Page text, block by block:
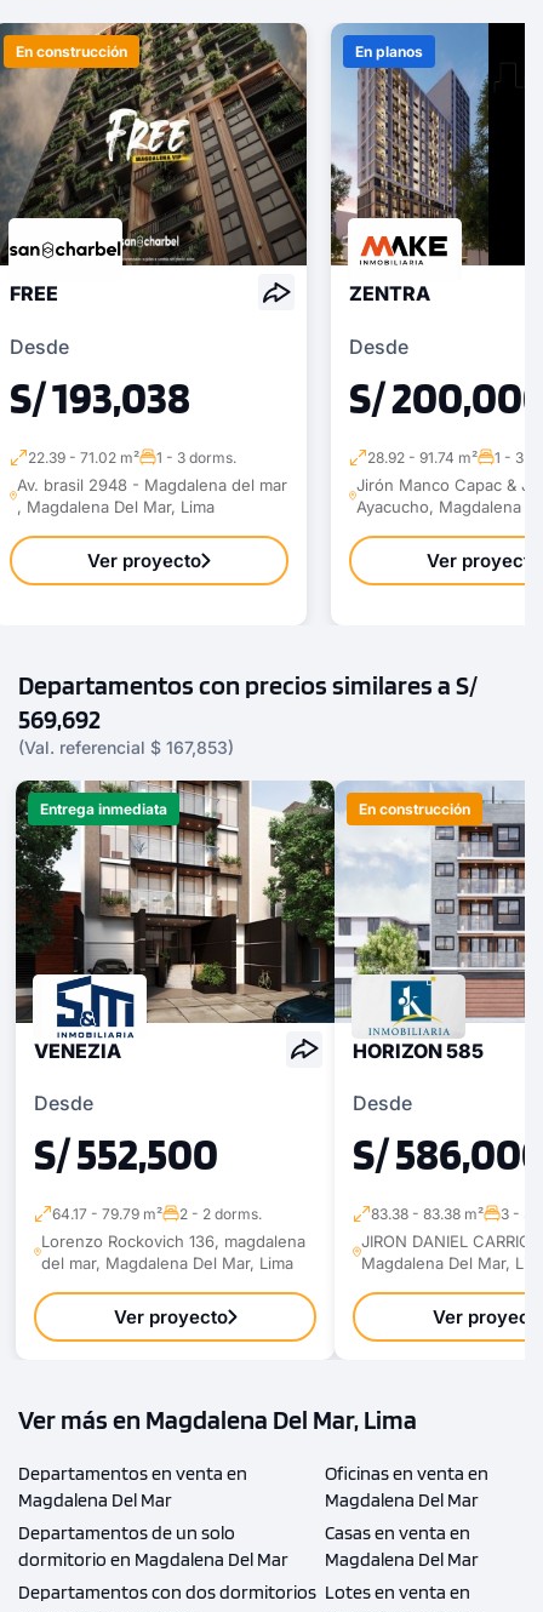
En construcción
FREE
Desde
S/ 193,038
22.39 - 71.02 m² 1 - 3 dorms.
Av. brasil 2948 - Magdalena del mar
, Magdalena Del Mar, Lima
Ver proyecto
En planos
ZENTRA
Desde
S/
28.92 - 91.74 m² 1 - 3
Jirón Manco Capac &
Ayacucho, Magdalena
Ver proyecto
Departamentos con precios similares a S/
569,692
(Val. referencial $ 167,853)
Entrega inmediata
VENEZIA
Desde
S/ 552,500
64.17 - 79.79 m² 2 - 2 dorms.
Lorenzo Rockovich 136, magdalena
del mar, Magdalena Del Mar, Lima
Ver proyecto
En construcción
HORIZON 585
Desde
S/
83.38 - 83.38 m² 3 - 3
JIRON DANIEL
Magdalena Del Mar,
Ver
Ver más en Magdalena Del Mar, Lima
Departamentos en venta en
Magdalena Del Mar
Departamentos de un solo
dormitorio en Magdalena Del Mar
Departamentos con dos dormitorios
Oficinas en venta en
Magdalena Del Mar
Casas en venta en
Magdalena Del Mar
Lotes en venta en